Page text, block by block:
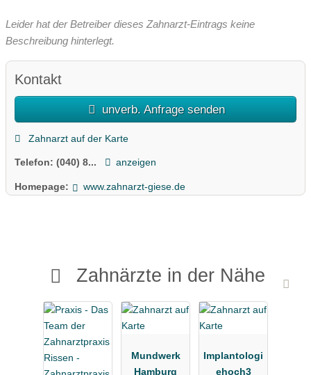
Leider hat der Betreiber dieses Zahnarzt-Eintrags keine
Beschreibung hinterlegt.
Kontakt
unverb. Anfrage senden
Zahnarzt auf der Karte
Telefon: (040) 8... anzeigen
Homepage: www.zahnarzt-giese.de
Zahnärzte in der Nähe
Mundwerk
Hamburg
Implantologi
ehoch3